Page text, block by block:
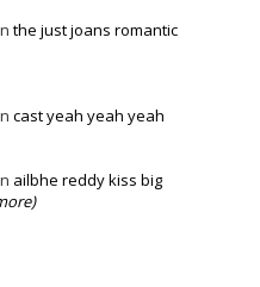
the just joans romantic
cast yeah yeah yeah
ailbhe reddy kiss big